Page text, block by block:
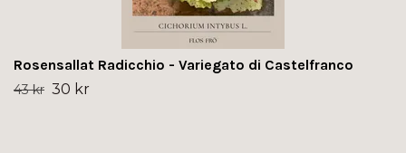
Rosensallat Radicchio - Variegato di Castelfranco
43 kr 30 kr